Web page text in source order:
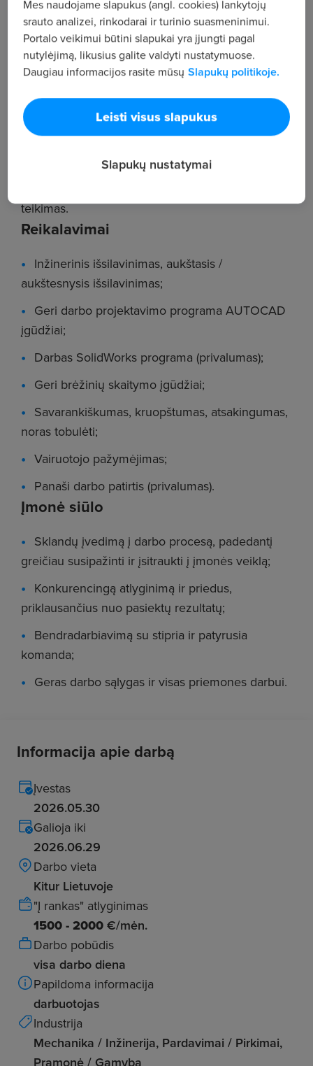
Darbo aprašymas
Stiklo bei metalo konstrukcijų projektavimas ir
konstravimas;
Geriausių technologinių sprendimų paieška,
techninių brėžinių ruošimas gamybai;
Nuolatinis bendradarbiavimas su projektų ir
gamybos darbų vadovais;
teikimas.
Reikalavimai
Inžinerinis išsilavinimas, aukštasis /
aukštesnysis išsilavinimas;
Geri darbo projektavimo programa AUTOCAD
įgūdžiai;
Darbas SolidWorks programa (privalumas);
Geri brėžinių skaitymo įgūdžiai;
Savarankiškumas, kruopštumas, atsakingumas,
noras tobulėti;
Vairuotojo pažymėjimas;
Panaši darbo patirtis (privalumas).
Įmonė siūlo
Sklandų įvedimą į darbo procesą, padedantį
greičiau susipažinti ir įsitraukti į įmonės veiklą;
Konkurencingą atlyginimą ir priedus,
priklausančius nuo pasiektų rezultatų;
Bendradarbiavimą su stipria ir patyrusia
komanda;
Geras darbo sąlygas ir visas priemones darbui.
Informacija apie darbą
Įvestas
2026.05.30
Galioja iki
2026.06.29
Darbo vieta
Kitur Lietuvoje
"Į rankas" atlyginimas
1500 - 2000 €/mėn.
Darbo pobūdis
visa darbo diena
Papildoma informacija
darbuotojas
Industrija
Mechanika / Inžinerija, Pardavimai / Pirkimai,
Pramonė / Gamyba
Mes naudojame slapukus (angl. cookies) lankytojų
srauto analizei, rinkodarai ir turinio suasmeninimui.
Portalo veikimui būtini slapukai yra įjungti pagal
nutylėjimą, likusius galite valdyti nustatymuose.
Daugiau informacijos rasite mūsų Slapukų politikoje.
Leisti visus slapukus
Slapukų nustatymai